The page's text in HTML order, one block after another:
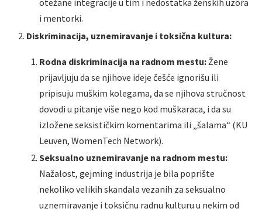
i mentorki.
Diskriminacija, uznemiravanje i toksična kultura:
Rodna diskriminacija na radnom mestu: Žene
prijavljuju da se njihove ideje češće ignorišu ili
pripisuju muškim kolegama, da se njihova stručnost
dovodi u pitanje više nego kod muškaraca, i da su
izložene seksističkim komentarima ili „šalama“ (KU
Leuven, WomenTech Network).
Seksualno uznemiravanje na radnom mestu:
Nažalost, gejming industrija je bila poprište
nekoliko velikih skandala vezanih za seksualno
uznemiravanje i toksičnu radnu kulturu u nekim od